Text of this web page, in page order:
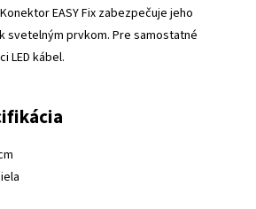
EASY Fix zabezpečuje jeho
svetelným prvkom. Pre samostatné
LED kábel.